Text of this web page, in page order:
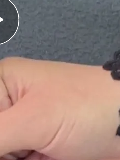
de
muy duras.
no pueden
invadir el